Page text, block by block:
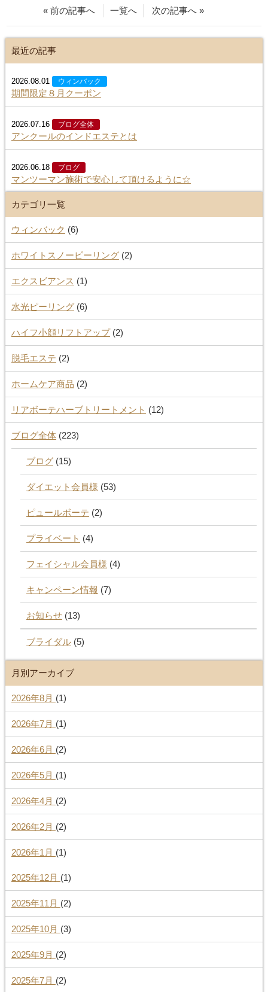
« 前の記事へ 一覧へ 次の記事へ »
最近の記事
2026.08.01 ウィンバック
期間限定８月クーポン
2026.07.16 ブログ全体
アンクールのインドエステとは
2026.06.18 ブログ
マンツーマン施術で安心して頂けるように☆
カテゴリ一覧
ウィンバック (6)
ホワイトスノーピーリング(2)
エクスビアンス (1)
水光ピーリング(6)
ハイフ小顔リフトアップ(2)
脱毛エステ (2)
ホームケア商品 (2)
リアボーテハーブトリートメント (12)
ブログ全体(223)
ブログ(15)
ダイエット会員様 (53)
ピュールボーテ (2)
プライベート (4)
フェイシャル会員様 (4)
キャンペーン情報 (7)
お知らせ(13)
ブライダル(5)
月別アーカイブ
2026年8月 (1)
2026年7月 (1)
2026年6月 (2)
2026年5月 (1)
2026年4月 (2)
2026年2月 (2)
2026年1月 (1)
2025年12月 (1)
2025年11月 (2)
2025年10月 (3)
2025年9月 (2)
2025年7月 (2)